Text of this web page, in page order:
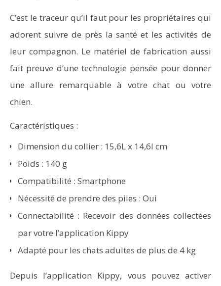
C’est le traceur qu’il faut pour les propriétaires qui
adorent suivre de près la santé et les activités de
leur compagnon. Le matériel de fabrication aussi
fait preuve d’une technologie pensée pour donner
une allure remarquable à votre chat ou votre
chien.
Caractéristiques :
Dimension du collier : 15,6L x 14,6l cm
Poids : 140 g
Compatibilité : Smartphone
Nécessité de prendre des piles : Oui
Connectabilité : Recevoir des données collectées
par votre l’application Kippy
Adapté pour les chats adultes de plus de 4 kg
Depuis l’application Kippy, vous pouvez activer